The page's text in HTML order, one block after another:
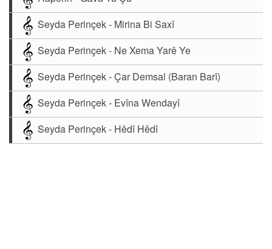
Seyda Perinçek - Mirina Bi Saxî
Seyda Perinçek - Ne Xema Yarê Ye
Seyda Perinçek - Çar Demsal (Baran Barî)
Seyda Perinçek - Evîna Wendayî
Seyda Perinçek - Hêdî Hêdî